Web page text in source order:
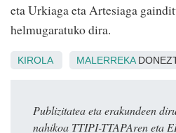
eta Urkiaga eta Artesiaga
helmugaratuko dira.
KIROLA MALERREKA
Publizitatea eta erakundeen
nahikoa TTIPI-TTAPAren eta